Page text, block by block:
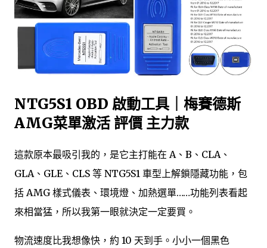
NTG5S1 OBD 啟動工具｜梅賽德斯
AMG菜單激活 評價 主力款
這款原本最吸引我的，是它主打能在 A、B、CLA、
GLA、GLE、CLS 等 NTG5S1 車型上解鎖隱藏功能，包
括 AMG 樣式儀表、環境燈、加熱選單……功能列表看起
來相當猛，所以我第一眼就決定一定要買。
物流速度比我想像快，約 10 天到手。小小一個黑色